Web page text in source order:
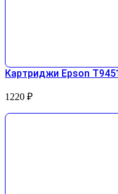
Картриджи Epson
1220 ₽